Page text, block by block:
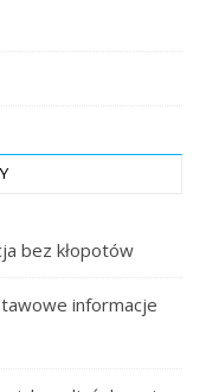
bez kłopotów
informacje